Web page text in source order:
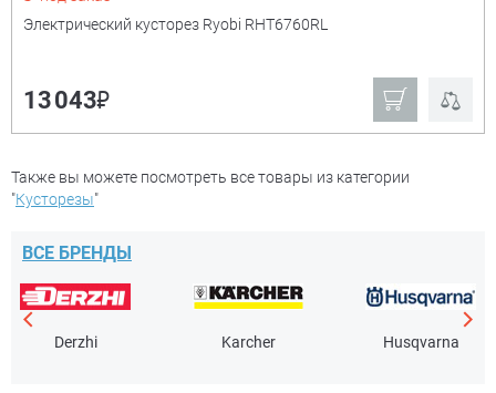
Ещё
+ Тип
аккумуляторный электрический
Электрический кусторез Ryobi RHT6760RL
13 043₽
Также вы можете посмотреть все товары из категории
"Кусторезы"
ВСЕ БРЕНДЫ
Derzhi Karcher Husqvarna